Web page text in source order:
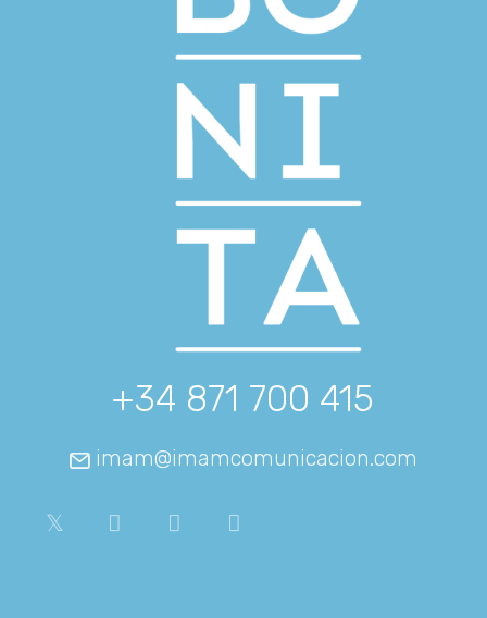
+34 871 700 415
imam@imamcomunicacion.com